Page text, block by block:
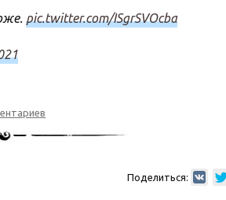
pic.twitter.com/ISgrSVOcba
Поделиться: